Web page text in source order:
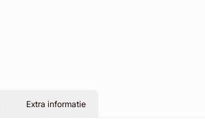
Extra informatie